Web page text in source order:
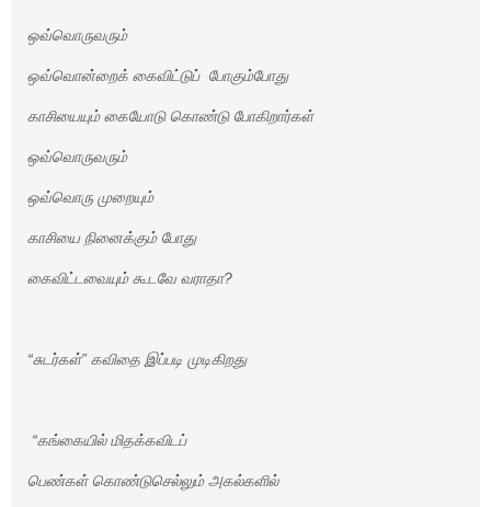
ஒவ்வொருவரும்
ஒவ்வொன்றைக் கைவிட்டுப் போகும்போது
காசியையும் கையோடு கொண்டு போகிறார்கள்
ஒவ்வொருவரும்
ஒவ்வொரு முறையும்
காசியை நினைக்கும் போது
கைவிட்டவையும் கூடவே வராதா?
“சுடர்கள்” கவிதை இப்படி முடிகிறது
“கங்கையில் மிதக்கவிடப்
பெண்கள் கொண்டுசெல்லும் அகல்களில்